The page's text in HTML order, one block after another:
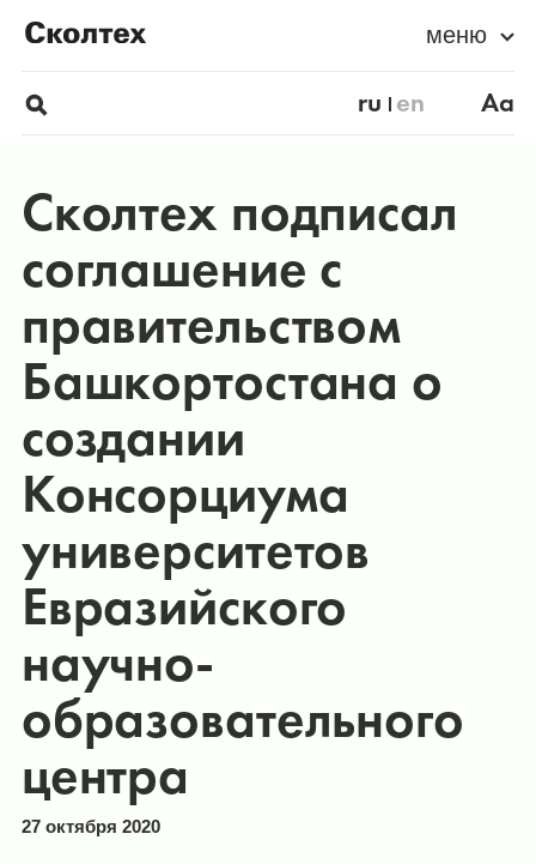
меню
ru en Aa
Сколтех подписал
соглашение с
правительством
Башкортостана о
создании
Консорциума
университетов
Евразийского
научно-
образовательного
центра
27 октября 2020